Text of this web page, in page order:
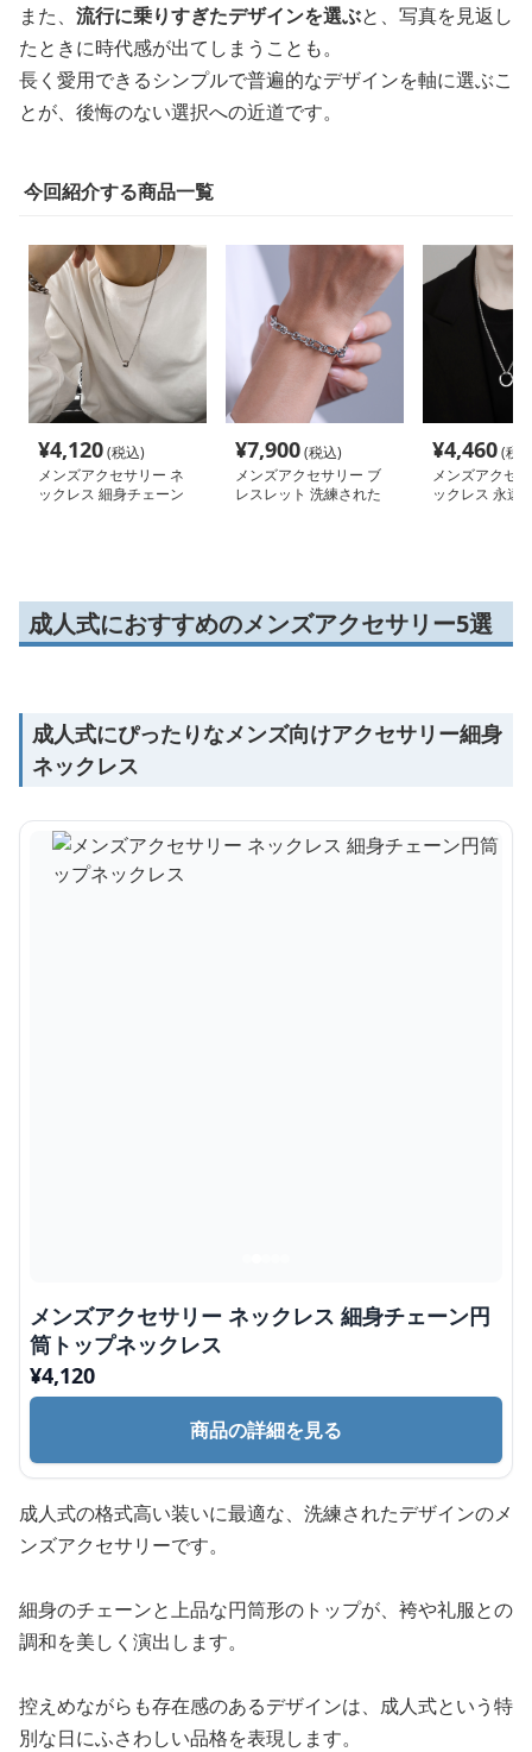
また、 流行に乗りすぎたデザインを選ぶと、写真を見返し
たときに時代感が出てしまうことも。
長く愛用できるシンプルで普遍的なデザインを軸に選ぶこ
とが、後悔のない選択への近道です。
今回紹介する商品一覧
¥4,120(税込)
メンズアクセサリー ネ
ックレス 細身チェーン
¥7,900(税込)
メンズアクセサリー ブ
レスレット 洗練された
¥4,460(税
メンズアクセ
ックレス 永遠
成人式におすすめのメンズアクセサリー5選
成人式にぴったりなメンズ向けアクセサリー細身
ネックレス
メンズアクセサリー ネックレス 細身チェーン円
筒トップネックレス
¥4,120
商品の詳細を見る
成人式の格式高い装いに最適な、洗練されたデザインのメ
ンズアクセサリーです。
細身のチェーンと上品な円筒形のトップが、袴や礼服との
調和を美しく演出します。
控えめながらも存在感のあるデザインは、成人式という特
別な日にふさわしい品格を表現します。